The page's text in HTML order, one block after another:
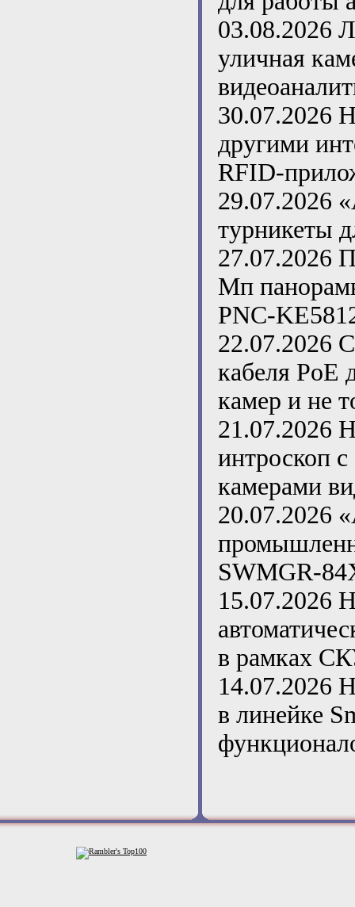
03.08.2026
уличная
30.07.2026
другими
RFID-
29.07.2026
турникеты
27.07.2026
Мп
PNC-
22.07.2026
кабеля PoE
камер и не
21.07.2026
интроскоп
камерами
20.07.2026
SWMGR-
15.07.2026
в рамках
14.07.2026
в линейке